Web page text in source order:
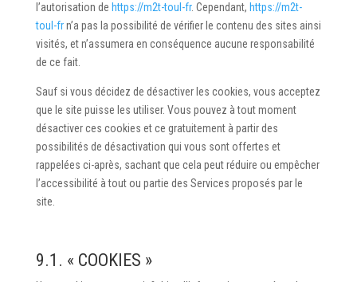
l’autorisation de https://m2t-toul-fr. Cependant, https://m2t-
toul-fr n’a pas la possibilité de vérifier le contenu des sites ainsi
visités, et n’assumera en conséquence aucune responsabilité
de ce fait.
Sauf si vous décidez de désactiver les cookies, vous acceptez
que le site puisse les utiliser. Vous pouvez à tout moment
désactiver ces cookies et ce gratuitement à partir des
possibilités de désactivation qui vous sont offertes et
rappelées ci-après, sachant que cela peut réduire ou empêcher
l’accessibilité à tout ou partie des Services proposés par le
site.
9.1. « COOKIES »